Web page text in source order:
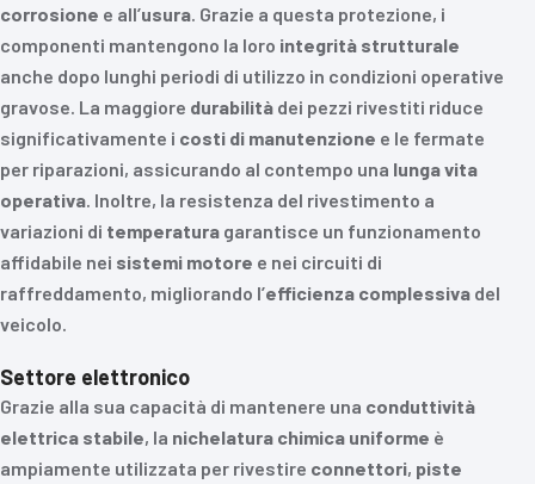
corrosione e all’usura. Grazie a questa protezione, i
componenti mantengono la loro integrità strutturale
anche dopo lunghi periodi di utilizzo in condizioni operative
gravose. La maggiore durabilità dei pezzi rivestiti riduce
significativamente i costi di manutenzione e le fermate
per riparazioni, assicurando al contempo una lunga vita
operativa. Inoltre, la resistenza del rivestimento a
variazioni di temperatura garantisce un funzionamento
affidabile nei sistemi motore e nei circuiti di
raffreddamento, migliorando l’efficienza complessiva del
veicolo.
Settore elettronico
Grazie alla sua capacità di mantenere una conduttività
elettrica stabile, la nichelatura chimica uniforme è
ampiamente utilizzata per rivestire connettori, piste